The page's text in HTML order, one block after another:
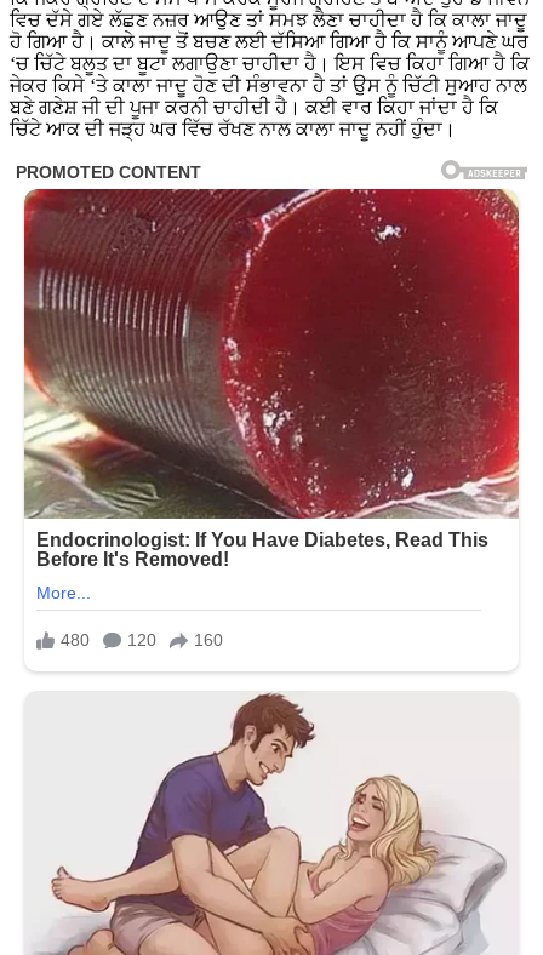
ਵਿਚ ਦੱਸੇ ਗਏ ਲੱਛਣ ਨਜ਼ਰ ਆਉਣ ਤਾਂ ਸਮਝ ਲੈਣਾ ਚਾਹੀਦਾ ਹੈ ਕਿ ਕਾਲਾ ਜਾਦੂ
ਹੋ ਗਿਆ ਹੈ। ਕਾਲੇ ਜਾਦੂ ਤੋਂ ਬਚਣ ਲਈ ਦੱਸਿਆ ਗਿਆ ਹੈ ਕਿ ਸਾਨੂੰ ਆਪਣੇ ਘਰ
‘ਚ ਚਿੱਟੇ ਬਲੂਤ ਦਾ ਬੂਟਾ ਲਗਾਉਣਾ ਚਾਹੀਦਾ ਹੈ। ਇਸ ਵਿਚ ਕਿਹਾ ਗਿਆ ਹੈ ਕਿ
ਜੇਕਰ ਕਿਸੇ ‘ਤੇ ਕਾਲਾ ਜਾਦੂ ਹੋਣ ਦੀ ਸੰਭਾਵਨਾ ਹੈ ਤਾਂ ਉਸ ਨੂੰ ਚਿੱਟੀ ਸੁਆਹ ਨਾਲ
ਬਣੇ ਗਣੇਸ਼ ਜੀ ਦੀ ਪੂਜਾ ਕਰਨੀ ਚਾਹੀਦੀ ਹੈ। ਕਈ ਵਾਰ ਕਿਹਾ ਜਾਂਦਾ ਹੈ ਕਿ
ਚਿੱਟੇ ਆਕ ਦੀ ਜੜ੍ਹ ਘਰ ਵਿੱਚ ਰੱਖਣ ਨਾਲ ਕਾਲਾ ਜਾਦੂ ਨਹੀਂ ਹੁੰਦਾ।